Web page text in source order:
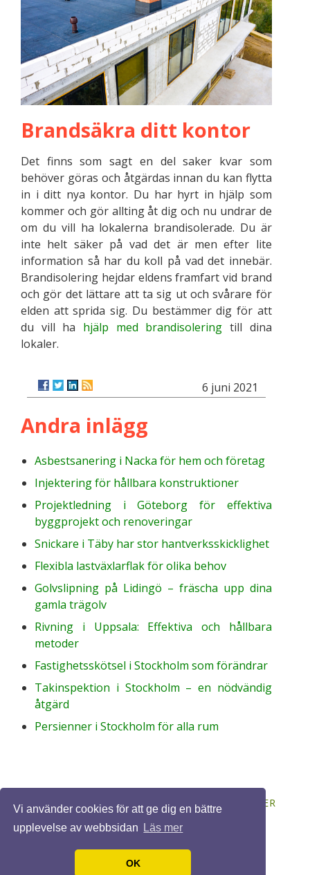
Vi använder cookies för att ge dig en bättre
upplevelse av webbsidan
Läs mer
OK
Brandsäkra ditt kontor
Det finns som sagt en del saker kvar som
behöver göras och åtgärdas innan du kan flytta
in i ditt nya kontor. Du har hyrt in hjälp som
kommer och gör allting åt dig och nu undrar de
om du vill ha lokalerna brandisolerade. Du är
inte helt säker på vad det är men efter lite
information så har du koll på vad det innebär.
Brandisolering hejdar eldens framfart vid brand
och gör det lättare att ta sig ut och svårare för
elden att sprida sig. Du bestämmer dig för att
du vill ha hjälp med brandisolering till dina
lokaler.
6 juni 2021
Andra inlägg
Asbestsanering i Nacka för hem och företag
Injektering för hållbara konstruktioner
Projektledning i Göteborg för effektiva
byggprojekt och renoveringar
Snickare i Täby har stor hantverksskicklighet
Flexibla lastväxlarflak för olika behov
Golvslipning på Lidingö – fräscha upp dina
gamla trägolv
Rivning i Uppsala: Effektiva och hållbara
metoder
Fastighetsskötsel i Stockholm som förändrar
Takinspektion i Stockholm – en nödvändig
åtgärd
Persienner i Stockholm för alla rum
© 2026 BYGGASJÄLV.ORG. ALLA RÄTTIGHETER
FÖRBEHÅLLNA. DESIGN BYFCT